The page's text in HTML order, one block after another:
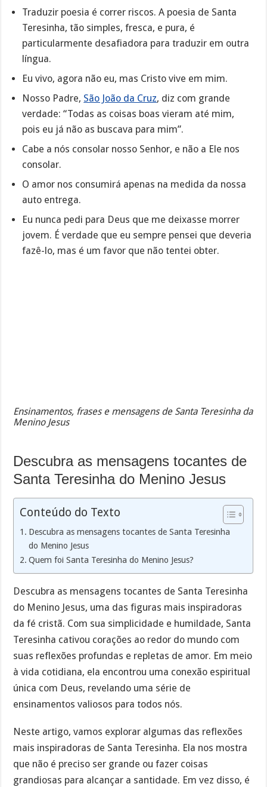
Traduzir poesia é correr riscos. A poesia de Santa
Teresinha, tão simples, fresca, e pura, é
particularmente desafiadora para traduzir em outra
língua.
Eu vivo, agora não eu, mas Cristo vive em mim.
Nosso Padre, São João da Cruz, diz com grande
verdade: “Todas as coisas boas vieram até mim,
pois eu já não as buscava para mim”.
Cabe a nós consolar nosso Senhor, e não a Ele nos
consolar.
O amor nos consumirá apenas na medida da nossa
auto entrega.
Eu nunca pedi para Deus que me deixasse morrer
jovem. É verdade que eu sempre pensei que deveria
fazê-lo, mas é um favor que não tentei obter.
Ensinamentos, frases e mensagens de Santa Teresinha da
Menino Jesus
Descubra as mensagens tocantes de
Santa Teresinha do Menino Jesus
Conteúdo do Texto
Descubra as mensagens tocantes de Santa Teresinha
do Menino Jesus
Quem foi Santa Teresinha do Menino Jesus?
Descubra as mensagens tocantes de Santa Teresinha
do Menino Jesus, uma das figuras mais inspiradoras
da fé cristã. Com sua simplicidade e humildade, Santa
Teresinha cativou corações ao redor do mundo com
suas reflexões profundas e repletas de amor. Em meio
à vida cotidiana, ela encontrou uma conexão espiritual
única com Deus, revelando uma série de
ensinamentos valiosos para todos nós.
Neste artigo, vamos explorar algumas das reflexões
mais inspiradoras de Santa Teresinha. Ela nos mostra
que não é preciso ser grande ou fazer coisas
grandiosas para alcançar a santidade. Em vez disso, é